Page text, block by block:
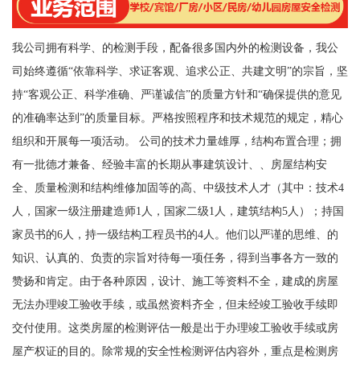
我公司拥有科学、的检测手段，配备很多国内外的检测设备，我公
司始终遵循“依靠科学、求证客观、追求公正、共建文明”的宗旨，坚
持“客观公正、科学准确、严谨诚信”的质量方针和“确保提供的意见
的准确率达到”的质量目标。严格按照程序和技术规范的规定，精心
组织和开展每一项活动。 公司的技术力量雄厚，结构布置合理；拥
有一批德才兼备、经验丰富的长期从事建筑设计、、房屋结构安
全、质量检测和结构维修加固等的高、中级技术人才（其中：技术4
人，国家一级注册建造师1人，国家二级1人，建筑结构5人）；持国
家员书的6人，持一级结构工程员书的4人。他们以严谨的思维、的
知识、认真的、负责的宗旨对待每一项任务，得到当事各方一致的
赞扬和肯定。由于各种原因，设计、施工等资料不全，建成的房屋
无法办理竣工验收手续，或虽然资料齐全，但未经竣工验收手续即
交付使用。这类房屋的检测评估一般是出于办理竣工验收手续或房
屋产权证的目的。除常规的安全性检测评估内容外，重点是检测房